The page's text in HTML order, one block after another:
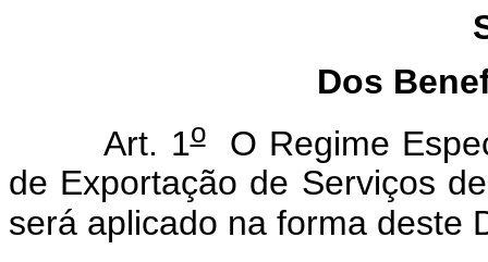
Dos
Art. 1oO Regime
de Exportação de Serviços
será aplicado na forma deste